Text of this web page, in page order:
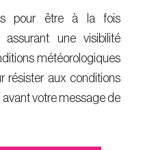
pour être à la fois
assurant une visibilité
météorologiques
résister aux conditions
votre message de